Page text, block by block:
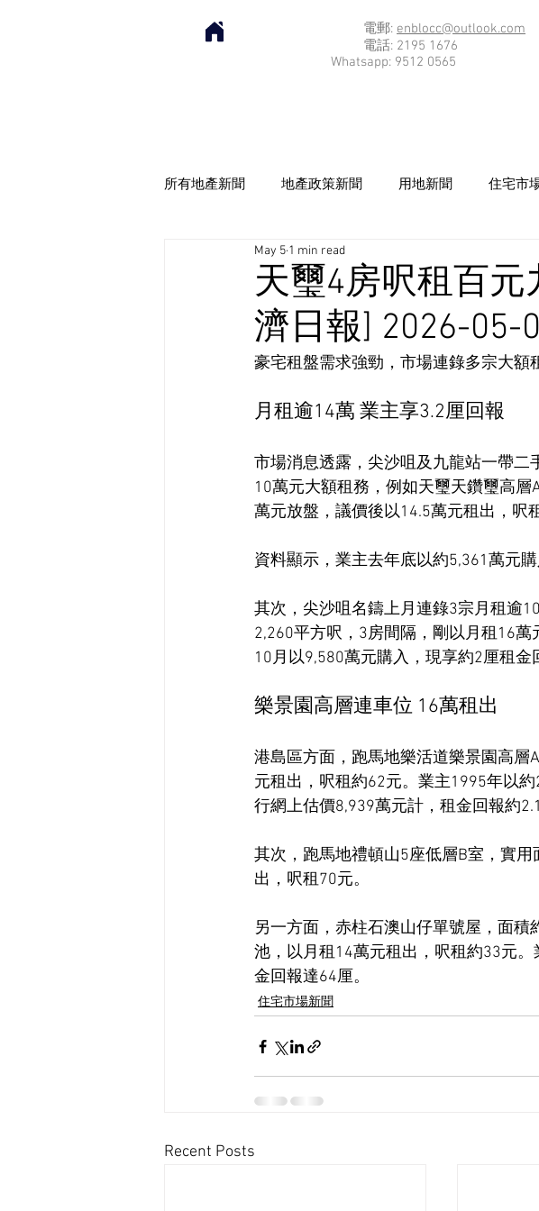
電郵: enblocc@outlook.com
電話: 2195 1676
Whatsapp: 9512 0565
所有地產新聞 地產政策新聞 用地新聞 住宅市
天璽4房呎租百
濟日報] 2026-05-
May 5 1 min read
豪宅租盤需求強勁，市場連錄多宗大額
月租逾14萬 業主享3.2厘回報
市場消息透露，尖沙咀及九龍站一帶
10萬元大額租務，例如天璽天鑽璽高
萬元放盤，議價後以14.5萬元租出，呎
資料顯示，業主去年底以約5,361萬元
其次，尖沙咀名鑄上月連錄3宗月租逾
2,260平方呎，3房間隔，剛以月租16
10月以9,580萬元購入，現享約2厘租金
樂景園高層連車位 16萬租出
港島區方面，跑馬地樂活道樂景園高層
元租出，呎租約62元。業主1995年以
行網上估價8,939萬元計，租金回報約2.1
其次，跑馬地禮頓山5座低層B室，實
出，呎租70元。
另一方面，赤柱石澳山仔單號屋，面
池，以月租14萬元租出，呎租約33元
金回報達64厘。
住宅市場新聞
Recent Posts